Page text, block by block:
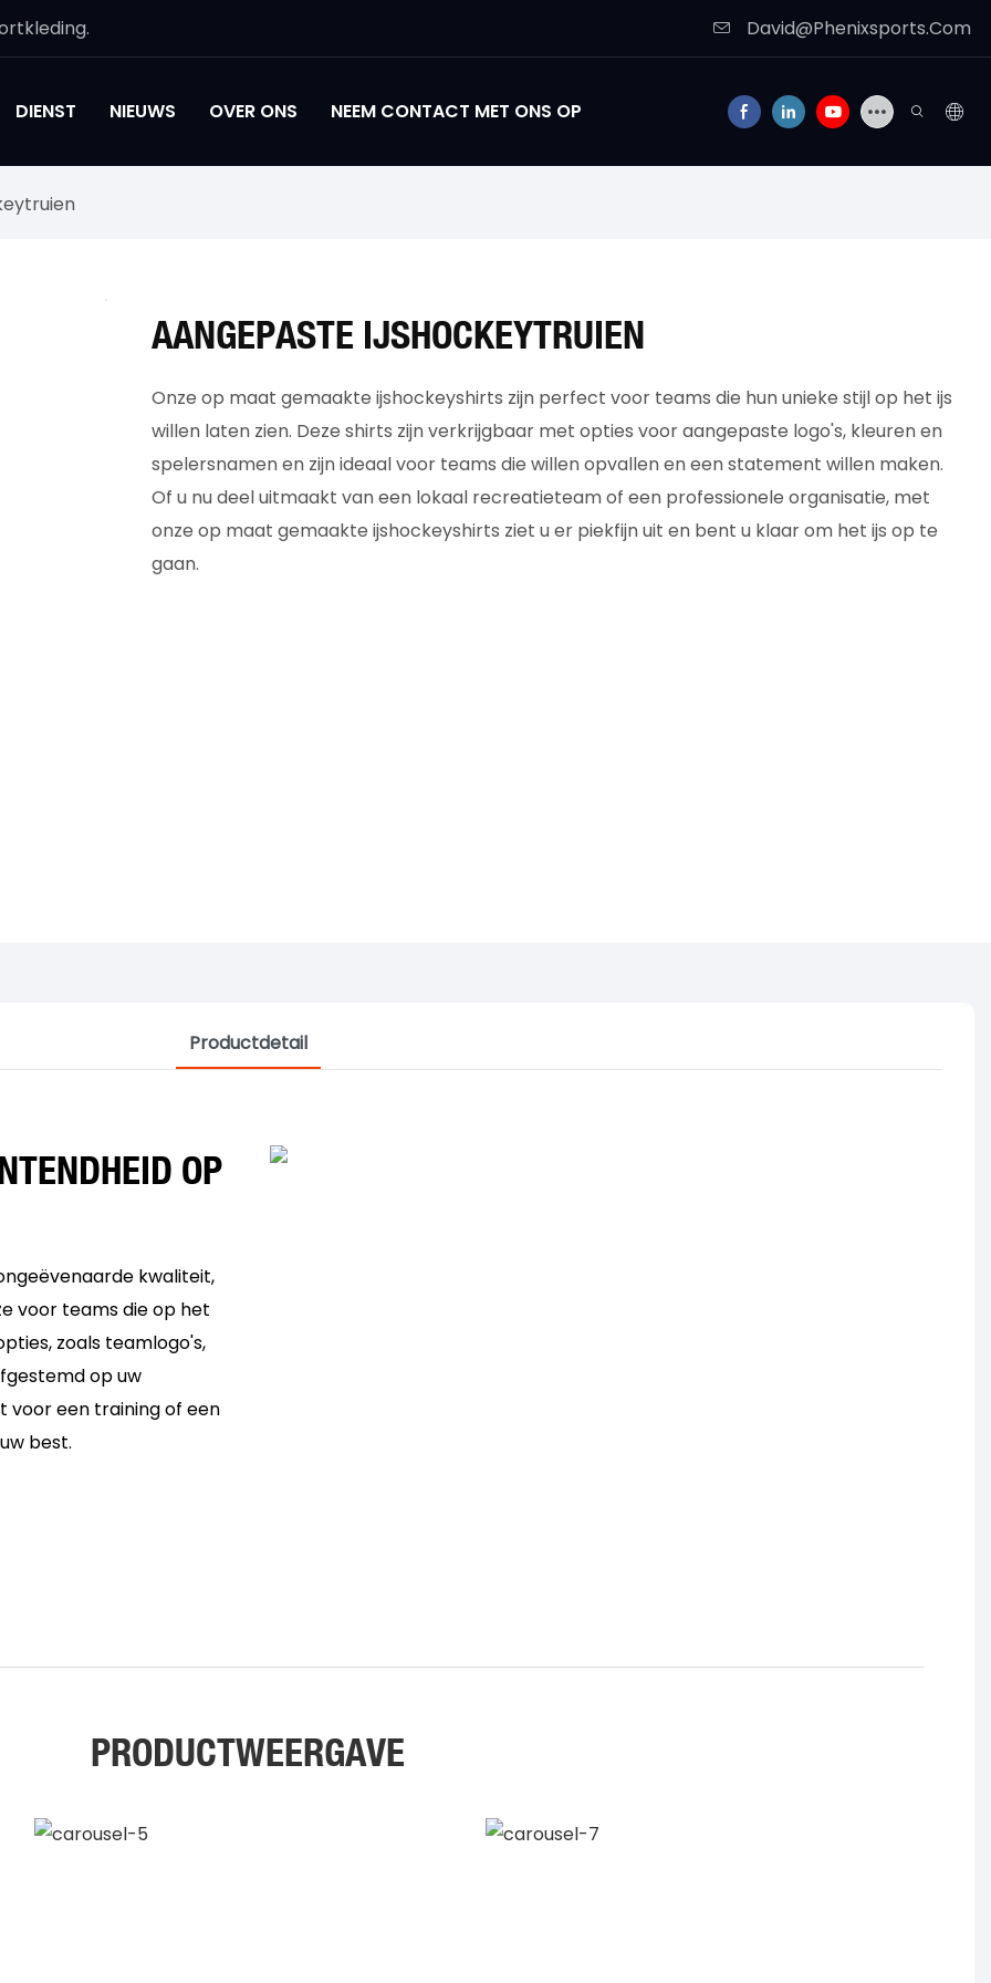
David@Phenixsports.Com
DIENST NIEUWS OVER ONS NEEM CONTACT MET ONS OP
AANGEPASTE IJSHOCKEYTRUIEN
Onze op maat gemaakte ijshockeyshirts zijn perfect voor teams die hun unieke stijl op het ijs
willen laten zien. Deze shirts zijn verkrijgbaar met opties voor aangepaste logo's, kleuren en
spelersnamen en zijn ideaal voor teams die willen opvallen en een statement willen maken.
Of u nu deel uitmaakt van een lokaal recreatieteam of een professionele organisatie, met
onze op maat gemaakte ijshockeyshirts ziet u er piekfijn uit en bent u klaar om het ijs op te
gaan.
Productdetail
OP
kwaliteit,
voor teams die op het
zoals teamlogo's,
op uw
voor een training of een
best.
PRODUCTWEERGAVE